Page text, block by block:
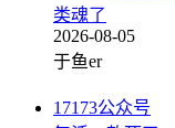
类魂了
2026-08-05
于鱼er
17173公众号